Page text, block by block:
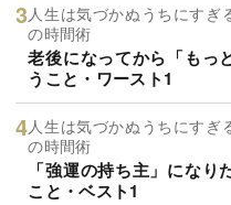
人生は気づかぬうちにすぎ
の時間術
老後になってから「もっ
うこと・ワースト1
人生は気づかぬうちにすぎ
の時間術
「強運の持ち主」にな
こと・ベスト1